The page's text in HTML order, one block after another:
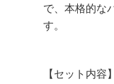
で、本格的な
す。
【セット内容】